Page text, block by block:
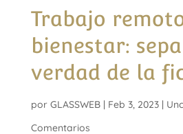
Trabajo
bienestar:
verdad de la
por GLASSWEB| Feb 3, 2023|
Comentarios